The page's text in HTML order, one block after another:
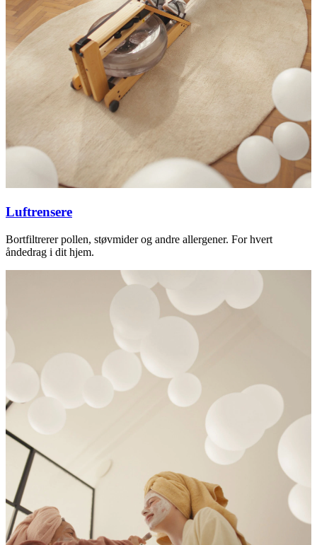
Luftrensere
Bortfiltrerer pollen, støvmider og andre allergener. For hvert
åndedrag i dit hjem.